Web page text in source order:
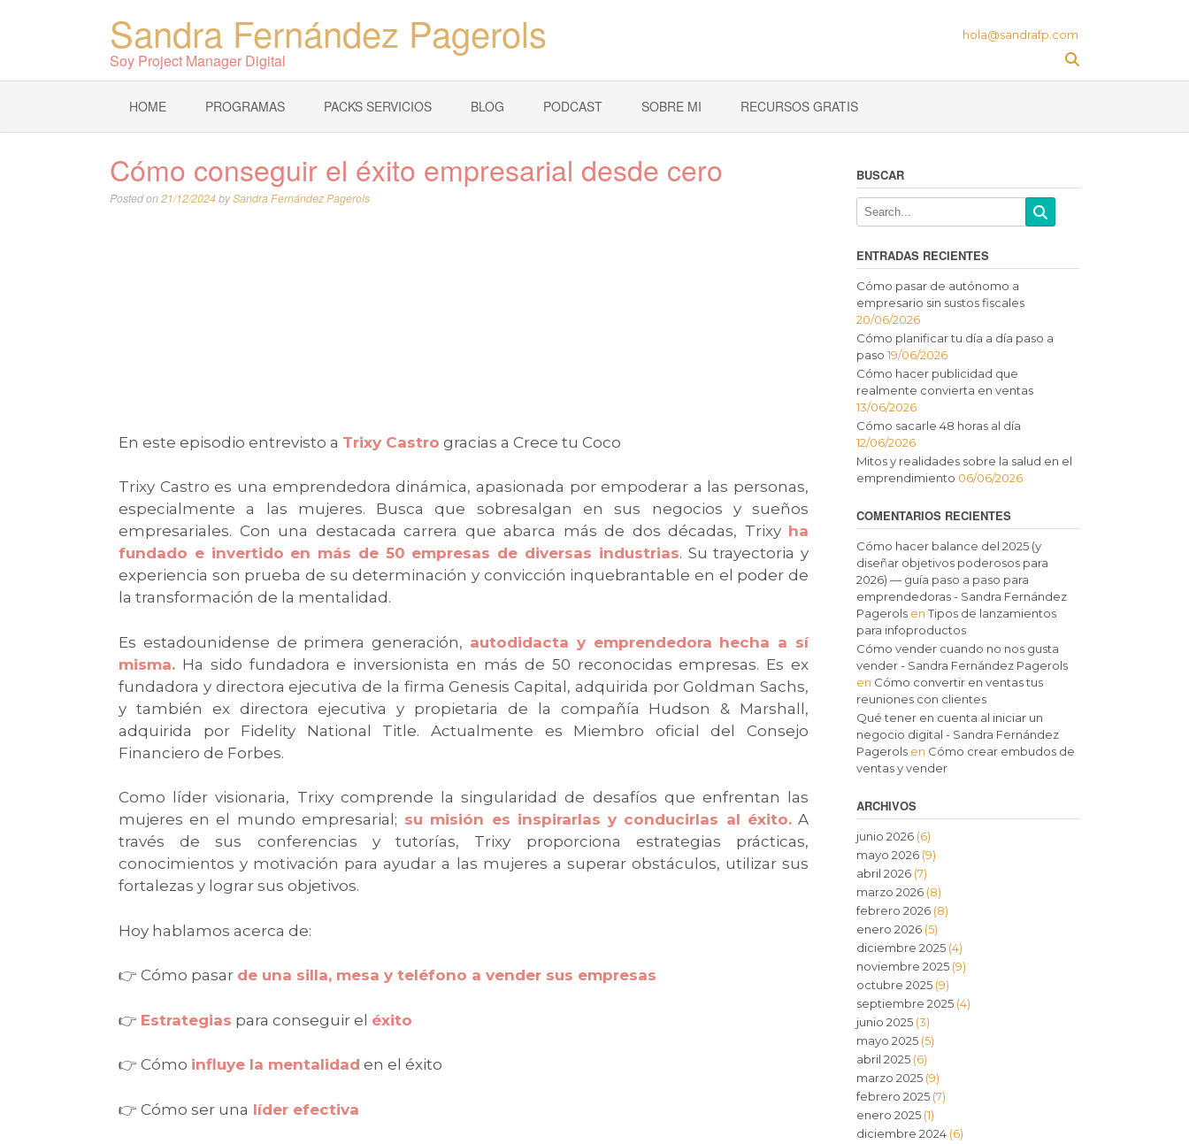
Sandra Fernández Pagerols
Soy Project Manager Digital
hola@sandrafp.com
HOME PROGRAMAS PACKS SERVICIOS BLOG PODCAST SOBRE MI RECURSOS GRATIS
Cómo conseguir el éxito empresarial desde cero
Posted on21/12/2024bySandra Fernández Pagerols
En este episodio entrevisto a Trixy Castro gracias a Crece tu Coco
Trixy Castro es una emprendedora dinámica, apasionada por empoderar a las personas,
especialmente a las mujeres. Busca que sobresalgan en sus negocios y sueños
empresariales. Con una destacada carrera que abarca más de dos décadas, Trixy ha
fundado e invertido en más de 50 empresas de diversas industrias. Su trayectoria y
experiencia son prueba de su determinación y convicción inquebrantable en el poder de
la transformación de la mentalidad.
Es estadounidense de primera generación, autodidacta y emprendedora hecha a sí
misma. Ha sido fundadora e inversionista en más de 50 reconocidas empresas. Es ex
fundadora y directora ejecutiva de la firma Genesis Capital, adquirida por Goldman Sachs,
y también ex directora ejecutiva y propietaria de la compañía Hudson & Marshall,
adquirida por Fidelity National Title. Actualmente es Miembro oficial del Consejo
Financiero de Forbes.
Como líder visionaria, Trixy comprende la singularidad de desafíos que enfrentan las
mujeres en el mundo empresarial; su misión es inspirarlas y conducirlas al éxito.A
través de sus conferencias y tutorías, Trixy proporciona estrategias prácticas,
conocimientos y motivación para ayudar a las mujeres a superar obstáculos, utilizar sus
fortalezas y lograr sus objetivos.
Hoy hablamos acerca de:
👉 Cómo pasar de una silla, mesa y teléfono a vender sus empresas
👉 Estrategias para conseguir el éxito
👉 Cómo influye la mentalidad en el éxito
👉 Cómo ser una líder efectiva
BUSCAR
ENTRADAS RECIENTES
Cómo pasar de autónomo a
empresario sin sustos fiscales
20/06/2026
Cómo planificar tu día a día paso a
paso 19/06/2026
Cómo hacer publicidad que
realmente convierta en ventas
13/06/2026
Cómo sacarle 48 horas al día
12/06/2026
Mitos y realidades sobre la salud en el
emprendimiento 06/06/2026
COMENTARIOS RECIENTES
Cómo hacer balance del 2025 (y
diseñar objetivos poderosos para
2026) — guía paso a paso para
emprendedoras - Sandra Fernández
PagerolsenTipos de lanzamientos
para infoproductos
Cómo vender cuando no nos gusta
vender - Sandra Fernández Pagerols
en Cómo convertir en ventas tus
reuniones con clientes
Qué tener en cuenta al iniciar un
negocio digital - Sandra Fernández
Pagerolsen Cómo crear embudos de
ventas y vender
ARCHIVOS
junio 2026(6)
mayo 2026(9)
abril 2026(7)
marzo 2026(8)
febrero 2026(8)
enero 2026(5)
diciembre 2025(4)
noviembre 2025(9)
octubre 2025(9)
septiembre 2025(4)
junio 2025(3)
mayo 2025(5)
abril 2025(6)
marzo 2025(9)
febrero 2025(7)
enero 2025(1)
diciembre 2024(6)